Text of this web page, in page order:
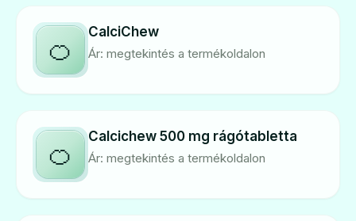
🍊
CalciChew
Ár: megtekintés a termékoldalon
🍊
Calcichew 500 mg rágótabletta
Ár: megtekintés a termékoldalon